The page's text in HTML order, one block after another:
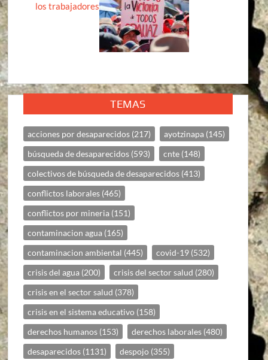
los trabajadores
TEMAS
acciones por desaparecidos (217) ayotzinapa (145)
búsqueda de desaparecidos (593) cnte (148)
colectivos de búsqueda de desaparecidos (413)
conflictos laborales (465)
conflictos por mineria (151)
contaminacion agua (165)
contaminacion ambiental (445) covid-19 (532)
crisis del agua (200) crisis del sector salud (280)
crisis en el sector salud (378)
crisis en el sistema educativo (158)
derechos humanos (153) derechos laborales (480)
desaparecidos (1131) despojo (355)